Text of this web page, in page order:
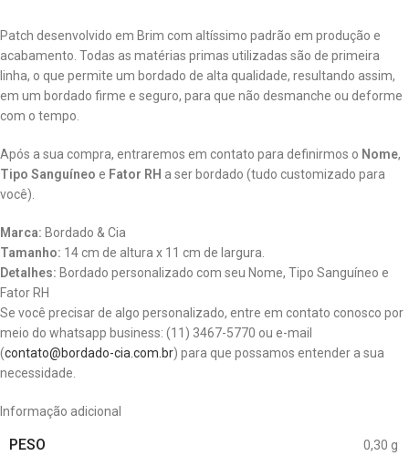
Patch desenvolvido em Brim com altíssimo padrão em produção e
acabamento. Todas as matérias primas utilizadas são de primeira
linha, o que permite um bordado de alta qualidade, resultando assim,
em um bordado firme e seguro, para que não desmanche ou deforme
com o tempo.
Após a sua compra, entraremos em contato para definirmos o Nome,
Tipo Sanguíneo e Fator RH a ser bordado (tudo customizado para
você).
Marca: Bordado & Cia
Tamanho: 14 cm de altura x 11 cm de largura.
Detalhes: Bordado personalizado com seu Nome, Tipo Sanguíneo e
Fator RH
Se você precisar de algo personalizado, entre em contato conosco por
meio do whatsapp business: (11) 3467-5770 ou e-mail
(contato@bordado-cia.com.br) para que possamos entender a sua
necessidade.
Informação adicional
PESO 0,30 g